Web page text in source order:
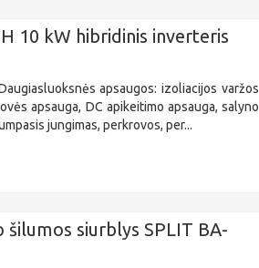
10 kW hibridinis inverteris
Daugiasluoksnės apsaugos: izoliacijos varžos
apsauga, DC apikeitimo apsauga, salyno
jungimas, perkrovos, per...
šilumos siurblys SPLIT BA-